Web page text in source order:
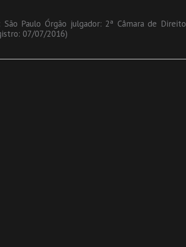
São Paulo Órgão julgador: 2ª Câmara de
07/07/2016)